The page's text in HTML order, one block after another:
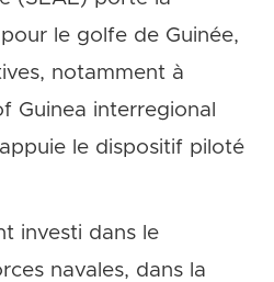
le golfe de Guinée,
notamment à
Guinea interregional
le dispositif piloté
investi dans le
navales, dans la